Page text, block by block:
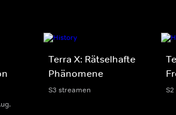
Terra X: Rätselhafte
Phänomene
S3 streamen